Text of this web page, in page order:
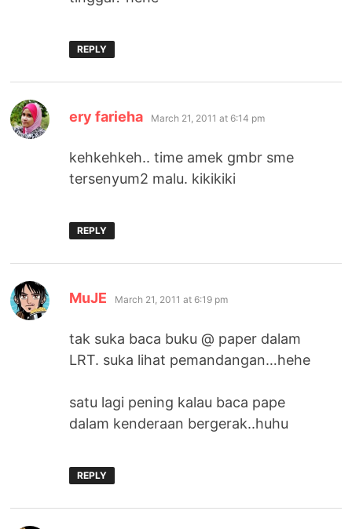
REPLY
ery farieha says:
March 21, 2011 at 6:14 pm
kehkehkeh.. time amek gmbr sme
tersenyum2 malu. kikikiki
REPLY
MuJE says:
March 21, 2011 at 6:19 pm
tak suka baca buku @ paper dalam
LRT. suka lihat pemandangan…hehe
satu lagi pening kalau baca pape
dalam kenderaan bergerak..huhu
REPLY